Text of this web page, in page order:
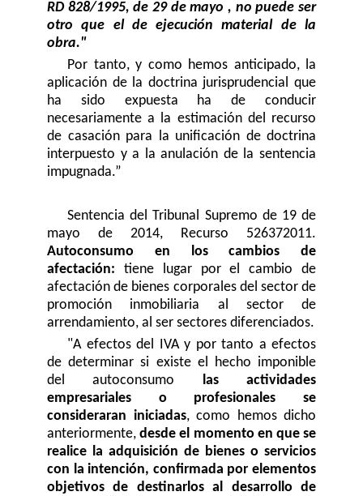
RD 828/1995, de 29 de mayo , no puede ser
otro que el de ejecución material de la
obra."
Por tanto, y como hemos anticipado, la
aplicación de la doctrina jurisprudencial que
ha sido expuesta ha de conducir
necesariamente a la estimación del recurso
de casación para la unificación de doctrina
interpuesto y a la anulación de la sentencia
impugnada.”
Sentencia del Tribunal Supremo de 19 de
mayo de 2014, Recurso 526372011.
Autoconsumo en los cambios de
afectación: tiene lugar por el cambio de
afectación de bienes corporales del sector de
promoción inmobiliaria al sector de
arrendamiento, al ser sectores diferenciados.
"A efectos del IVA y por tanto a efectos
de determinar si existe el hecho imponible
del autoconsumo las actividades
empresariales o profesionales se
consideraran iniciadas, como hemos dicho
anteriormente,desde el momento en que se
realice la adquisición de bienes o servicios
con la intención, confirmada por elementos
objetivos de destinarlos al desarrollo de